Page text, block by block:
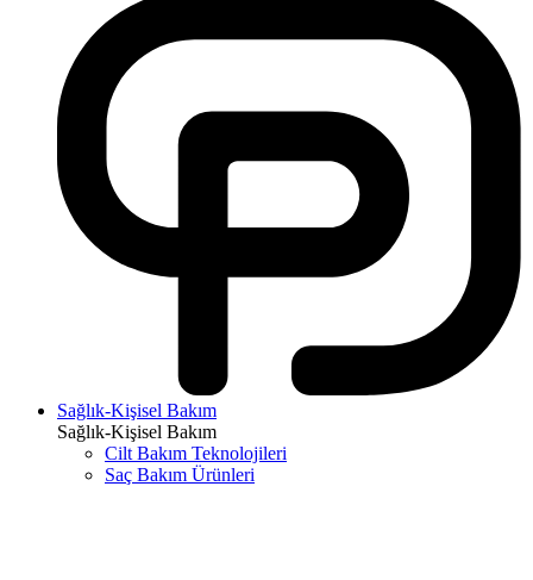
Sağlık-Kişisel Bakım
Sağlık-Kişisel Bakım
Cilt Bakım Teknolojileri
Saç Bakım Ürünleri